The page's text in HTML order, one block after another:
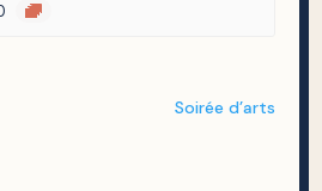
Soirée d’arts